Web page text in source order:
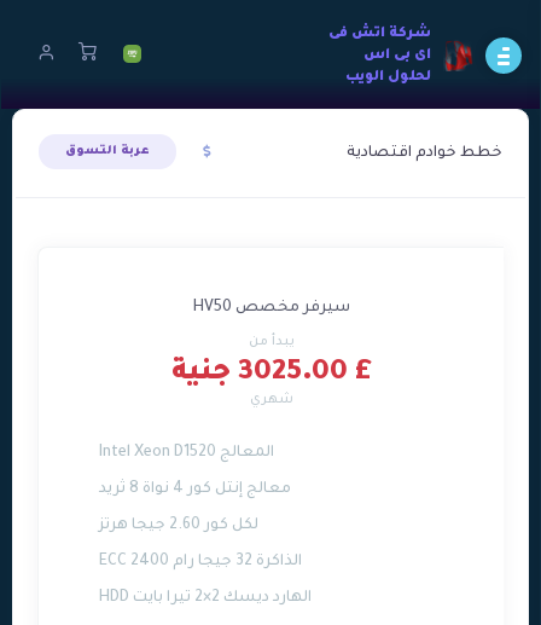
شركة اتش فى
اى بى اس
لحلول الويب
خطط خوادم اقتصادية عربة التسوق
سيرفر مخصص HV50
يبدأ من
£ 3025.00 جنية
شهري
المعالج Intel Xeon D1520
معالج إنتل كور 4 نواة 8 ثريد
لكل كور 2.60 جيجا هرتز
الذاكرة 32 جيجا رام ECC 2400
الهارد ديسك 2×2 تيرا بايت HDD